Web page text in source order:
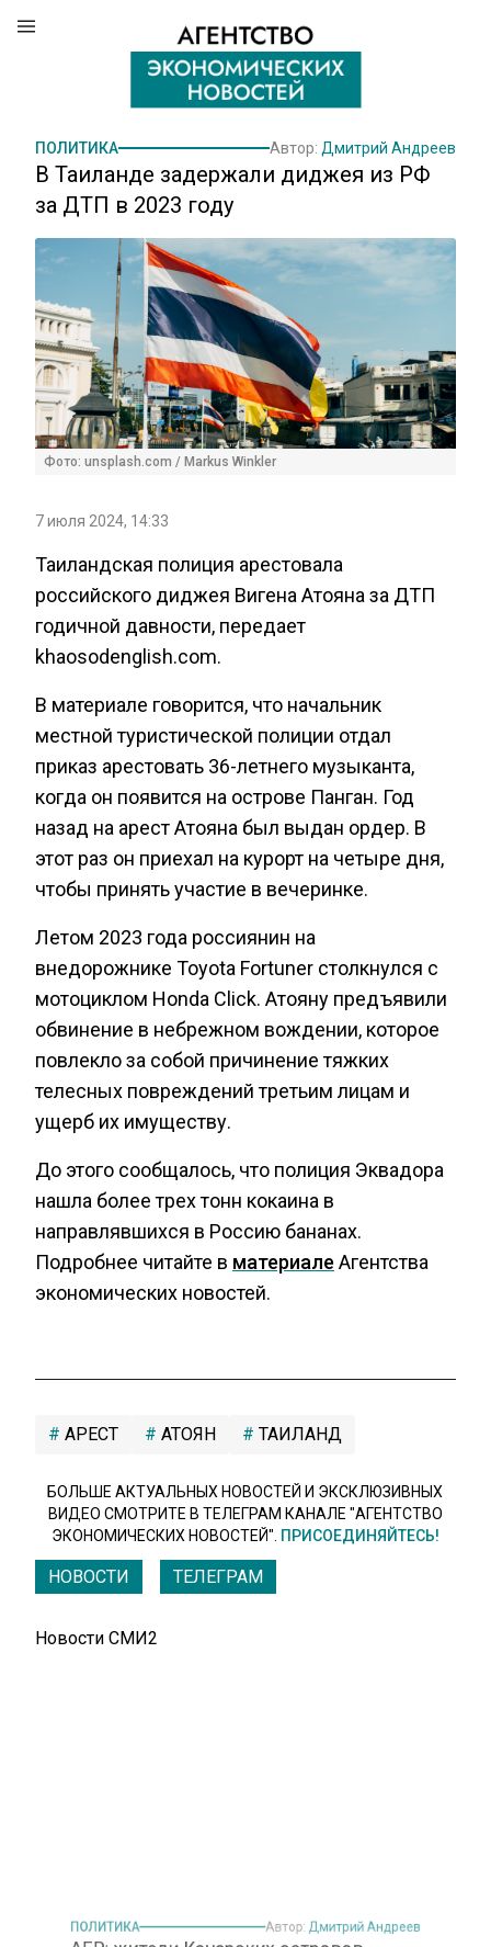
ПОЛИТИКА Автор: Дмитрий Андреев
В Таиланде задержали диджея из РФ
за ДТП в 2023 году
Фото: unsplash.com / Markus Winkler
7 июля 2024, 14:33
Таиландская полиция арестовала
российского диджея Вигена Атояна за ДТП
годичной давности, передает
khaosodenglish.com.
В материале говорится, что начальник
местной туристической полиции отдал
приказ арестовать 36-летнего музыканта,
когда он появится на острове Панган. Год
назад на арест Атояна был выдан ордер. В
этот раз он приехал на курорт на четыре дня,
чтобы принять участие в вечеринке.
Летом 2023 года россиянин на
внедорожнике Toyota Fortuner столкнулся с
мотоциклом Honda Click. Атояну предъявили
обвинение в небрежном вождении, которое
повлекло за собой причинение тяжких
телесных повреждений третьим лицам и
ущерб их имуществу.
До этого сообщалось, что полиция Эквадора
нашла более трех тонн кокаина в
направлявшихся в Россию бананах.
Подробнее читайте в материале Агентства
экономических новостей.
АРЕСТ АТОЯН ТАИЛАНД
БОЛЬШЕ АКТУАЛЬНЫХ НОВОСТЕЙ И ЭКСКЛЮЗИВНЫХ
ВИДЕО СМОТРИТЕ В ТЕЛЕГРАМ КАНАЛЕ "АГЕНТСТВО
ЭКОНОМИЧЕСКИХ НОВОСТЕЙ". ПРИСОЕДИНЯЙТЕСЬ!
НОВОСТИ ТЕЛЕГРАМ
Новости СМИ2